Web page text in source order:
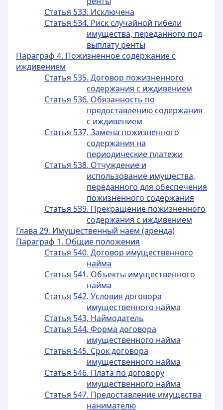
Статья 533. Исключена
Статья 534. Риск случайной гибели
имущества, переданного под
выплату ренты
Параграф 4. Пожизненное содержание с
иждивением
Статья 535. Договор пожизненного
содержания с иждивением
Статья 536. Обязанность по
предоставлению содержания
с иждивением
Статья 537. Замена пожизненного
содержания на
периодические платежи
Статья 538. Отчуждение и
использование имущества,
переданного для обеспечения
пожизненного содержания
Статья 539. Прекращение пожизненного
содержания с иждивением
Глава 29. Имущественный наем (аренда)
Параграф 1. Общие положения
Статья 540. Договор имущественного
найма
Статья 541. Объекты имущественного
найма
Статья 542. Условия договора
имущественного найма
Статья 543. Наймодатель
Статья 544. Форма договора
имущественного найма
Статья 545. Срок договора
имущественного найма
Статья 546. Плата по договору
имущественного найма
Статья 547. Предоставление имущества
нанимателю